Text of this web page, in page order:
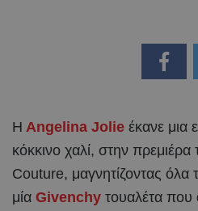
H Angelina Jolie έκανε μια
κόκκινο χαλί, στην πρεμιέρα
Couture, μαγνητίζοντας όλα
μία Givenchy τουαλέτα που